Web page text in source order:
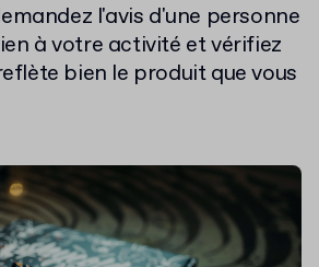
l'avis d'une personne
à votre activité et vérifiez
bien le produit que vous